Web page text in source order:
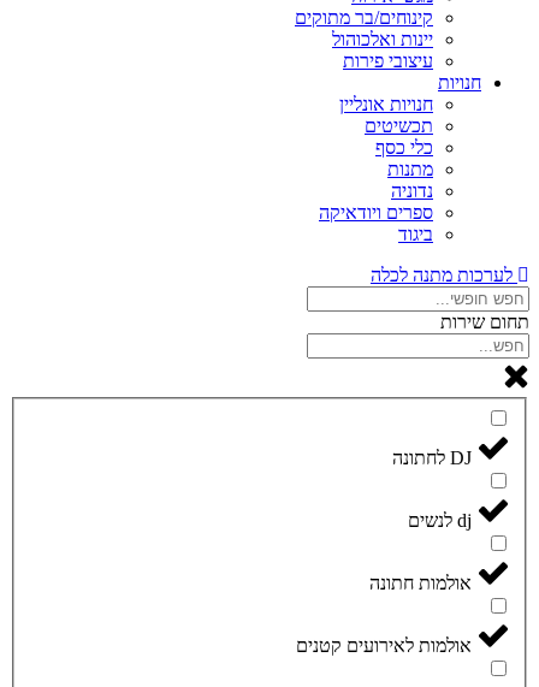
קינוחים/בר מתוקים
יינות ואלכוהול
עיצובי פירות
חנויות
חנויות אונליין
תכשיטים
כלי כסף
מתנות
נדוניה
ספרים ויודאיקה
ביגוד
לערכות מתנה לכלה
תחום שירות
DJ לחתונה
dj לנשים
אולמות חתונה
אולמות לאירועים קטנים